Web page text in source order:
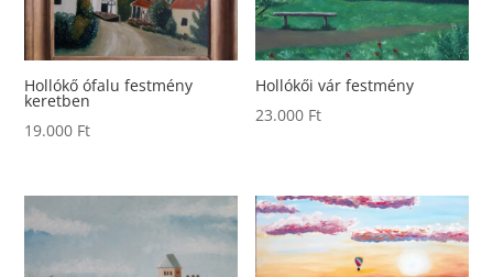
Hollókő ófalu festmény
keretben
19.000 Ft
Hollókői vár festmény
23.000 Ft